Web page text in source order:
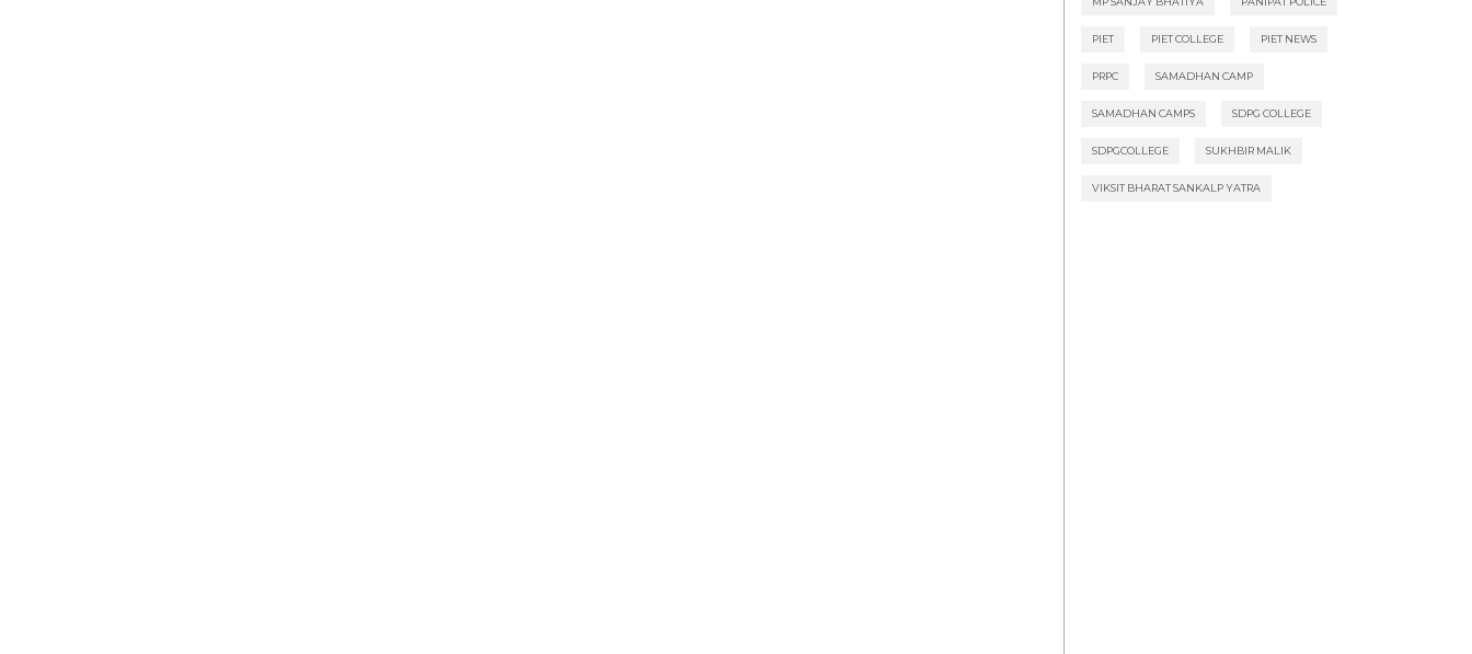
PIET PIET COLLEGE PIET NEWS
PRPC SAMADHAN CAMP
SAMADHAN CAMPS SDPG COLLEGE
SDPGCOLLEGE SUKHBIR MALIK
VIKSIT BHARAT SANKALP YATRA